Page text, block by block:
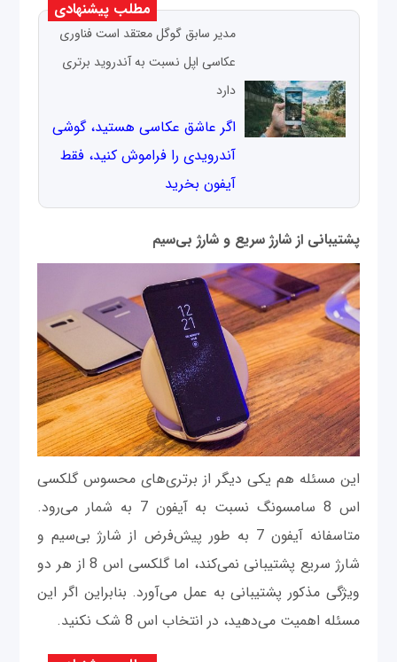
مطلب پیشنهادی
مدیر سابق گوگل معتقد است فناوری
عکاسی اپل نسبت به آندروید برتری
دارد
اگر عاشق عکاسی هستید، گوشی
آندرویدی را فراموش کنید، فقط
آیفون بخرید
پشتیبانی از شارژ سریع و شارژ بی‌سیم
این مسئله هم یکی دیگر از برتری‌های محسوس گلکسی
اس 8 سامسونگ نسبت به آیفون 7 به شمار می‌رود.
متاسفانه آیفون 7 به طور پیش‌فرض از شارژ بی‌سیم و
شارژ سریع پشتیبانی نمی‌کند، اما گلکسی اس 8 از هر دو
ویژگی مذکور پشتیبانی به عمل می‌آورد. بنابراین اگر این
مسئله اهمیت می‌دهید، در انتخاب اس 8 شک نکنید.